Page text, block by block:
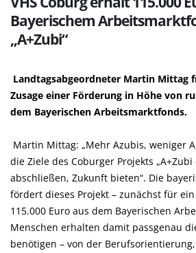
Bayerischem
A+Zubi“
Landtagsabgeordneter Martin Mittag
Zusage einer Förderung in Höhe von
dem Bayerischen Arbeitsmarktfonds.
Martin Mittag: „Mehr Azubis, weniger
die Ziele des Coburger Projekts
abschließen, Zukunft bieten“. Die
fördert dieses Projekt – zunächst für
115.000 Euro aus dem Bayerischen
Menschen erhalten damit passgenau
benötigen – von der